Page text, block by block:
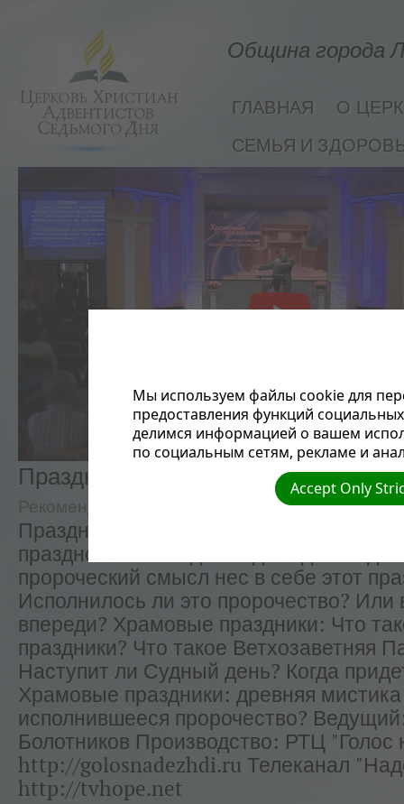
Община города
ГЛАВНАЯ
О
СЕМЬЯ И
Праздник кущей. Храмовые
Рекомендуемые Надежда Россия
Праздник кущей. Бог повелел
праздновать этот день однажды в год.
пророческий смысл нес в себе этот
Исполнилось ли это пророчество?
впереди? Храмовые праздники: Что
праздники? Что такое Ветхозаветняя
Наступит ли Судный день? Когда
Храмовые праздники: древняя
исполнившееся пророчество?
Болотников Производство: РТЦ
http://golosnadezhdi.ru Телеканал
http://tvhope.net
Мы используем файлы cookie для
предоставления функций
делимся информацией о вашем
по социальным сетям, рекламе и
Accept Only